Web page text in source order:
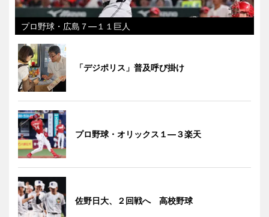
プロ野球・広島７―１１巨人
「デジポリス」普及呼び掛け
プロ野球・オリックス１―３楽天
佐野日大、２回戦へ 高校野球